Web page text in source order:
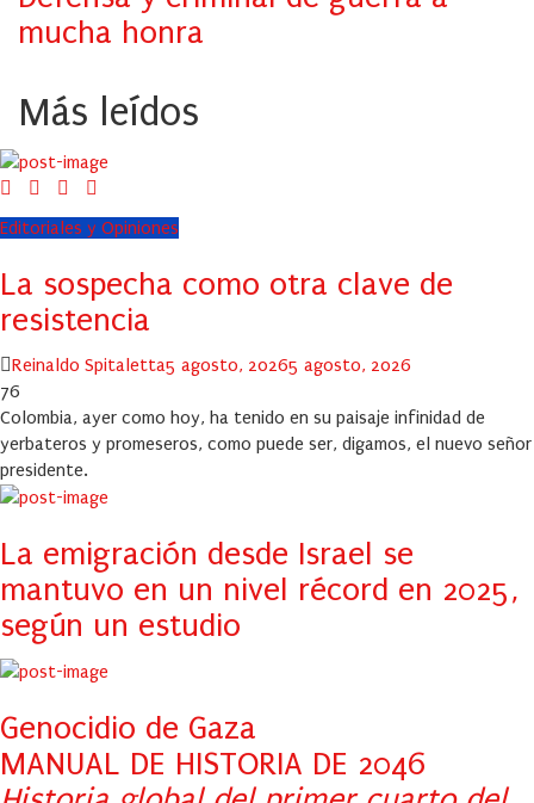
mucha honra
Más leídos
Editoriales y Opiniones
La sospecha como otra clave de
resistencia
Author
Reinaldo SpitalettaPosted
5 agosto, 20265 agosto, 2026
76
Colombia, ayer como hoy, ha tenido en su paisaje infinidad de
yerbateros y promeseros, como puede ser, digamos, el nuevo señor
presidente.
La emigración desde Israel se
mantuvo en un nivel récord en 2025,
según un estudio
Genocidio de Gaza
MANUAL DE HISTORIA DE 2046